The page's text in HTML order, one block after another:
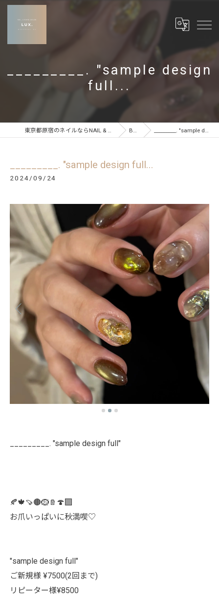
_________. "sample design
full...
東京都原宿のネイルならNAIL & CARE SALON LUX BLOG _________. "sample design full...
_________. "sample design full...
2024/09/24
_________. "sample design full"
🍂🍁🍠🟤🪹🪵🍄‍🟫
お爪いっぱいに秋満喫♡
"sample design full"
ご新規様 ¥7500(2回まで)
リピーター様¥8500